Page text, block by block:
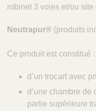
robinet 3 voies et/ou
Neutrapur® (produits
Ce produit est constitué :
d’un trocart avec
d’une chambre de
partie supérieure